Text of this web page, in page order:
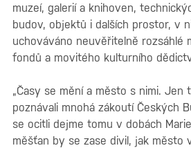
muzeí, galerií a knihoven,
budov, objektů i dalších prostor, v
uchováváno neuvěřitelně rozsáhlé
fondů a movitého kulturního
„Časy se mění a město s nimi. Jen
poznávali mnohá zákoutí Českých
se ocitli dejme tomu v dobách
měšťan by se zase divil, jak město